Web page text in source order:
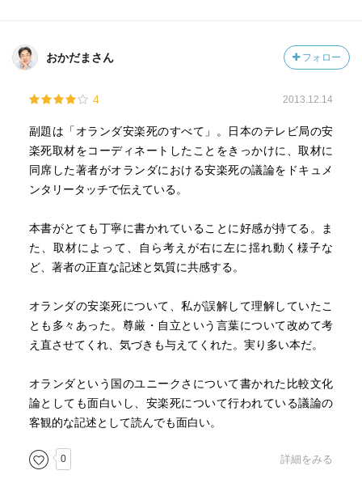
おかだまさん フォロー
4 2013.12.14
副題は「オランダ安楽死のすべて」。日本のテレビ局の安
楽死取材をコーディネートしたことをきっかけに、取材に
同席した著者がオランダにおける安楽死の議論をドキュメ
ンタリータッチで伝えている。
本書がとても丁寧に書かれていることに好感が持てる。ま
た、取材によって、自ら考えが右に左に揺れ動く様子な
ど、著者の正直な記述と気質に共感する。
オランダの安楽死について、私が誤解して理解していたこ
とも多々あった。尊厳・自立という言葉について改めて考
え直させてくれ、気づきも与えてくれた。実り多い本だ。
オランダという国のユニークさについて書かれた比較文化
論としても面白いし、安楽死について行われている議論の
客観的な記述として読んでも面白い。
0 詳細をみる